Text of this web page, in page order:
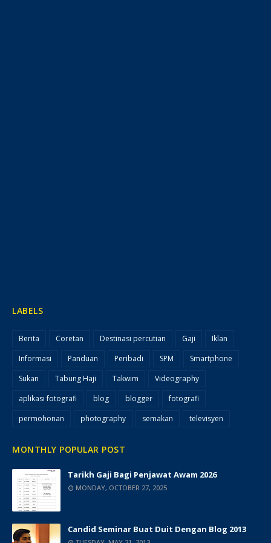
LABELS
Berita Coretan Destinasi percutian Gaji
Iklan
Informasi
Panduan Peribadi SPM
Smartphone
Sukan
Tabung Haji Takwim
Videography
aplikasi fotografi
blog blogger
fotografi
permohonan
photography semakan televisyen
MONTHLY POPULAR POST
Tarikh Gaji Bagi Penjawat Awam 2026
MONDAY, OCTOBER 27, 2025
Candid Seminar Buat Duit Dengan Blog 2013